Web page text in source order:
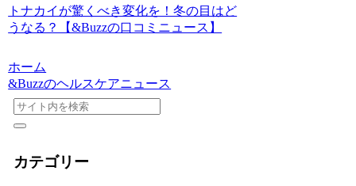
トナカイが驚くべき変化を！冬の目はど
うなる？【&Buzzの口コミニュース】
ホーム
&Buzzのヘルスケアニュース
カテゴリー